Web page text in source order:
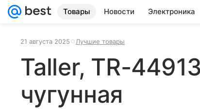
Товары Новости Электроника
21 августа 2025 Лучшие товары
Taller, TR-
чугунная